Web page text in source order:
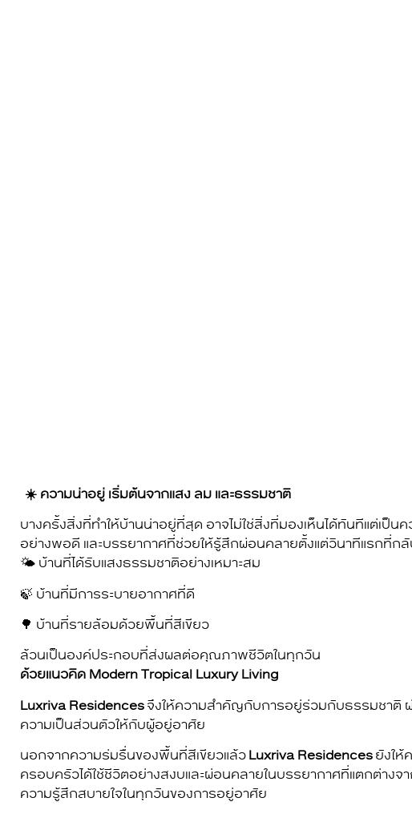
☀️ ความน่าอยู่ เริ่มต้นจากแสง ลม และธรรมชาติ
บางครั้งสิ่งที่ทำให้บ้านน่าอยู่ที่สุด อาจไม่ใช่สิ่งที่มองเห็นได้ทันทีแต่เป็
อย่างพอดี และบรรยากาศที่ช่วยให้รู้สึกผ่อนคลายตั้งแต่วินาทีแรกที่ก
🌤️ บ้านที่ได้รับแสงธรรมชาติอย่างเหมาะสม
🍃 บ้านที่มีการระบายอากาศที่ดี
🌳 บ้านที่รายล้อมด้วยพื้นที่สีเขียว
ล้วนเป็นองค์ประกอบที่ส่งผลต่อคุณภาพชีวิตในทุกวัน
ด้วยแนวคิด Modern Tropical Luxury Living
Luxriva Residencesจึงให้ความสำคัญกับการอยู่ร่วมกับธรรมชาติ
ความเป็นส่วนตัวให้กับผู้อยู่อาศัย
นอกจากความร่มรื่นของพื้นที่สีเขียวแล้วLuxriva Residencesยังให้
ครอบครัวได้ใช้ชีวิตอย่างสงบและผ่อนคลายในบรรยากาศที่แตกต่าง
ความรู้สึกสบายใจในทุกวันของการอยู่อาศัย